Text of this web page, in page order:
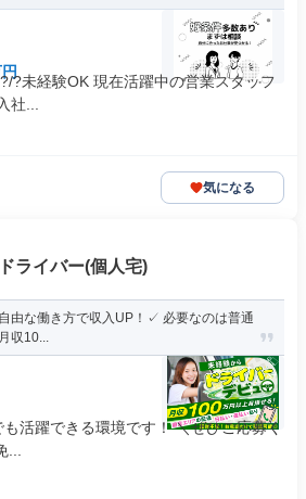
?未経験OK 現在活躍中の営業スタッフ
社...
気になる
ライバー(個人宅)
由な働き方で収入UP！✓ 必要なのは普通
収10...
活躍できる環境です！ ＼ぜひご応募く